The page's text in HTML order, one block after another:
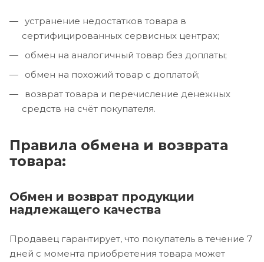
устранение недостатков товара в
сертифицированных сервисных центрах;
обмен на аналогичный товар без доплаты;
обмен на похожий товар с доплатой;
возврат товара и перечисление денежных
средств на счёт покупателя.
Правила обмена и возврата
товара:
Обмен и возврат продукции
надлежащего качества
Продавец гарантирует, что покупатель в течение 7
дней с момента приобретения товара может